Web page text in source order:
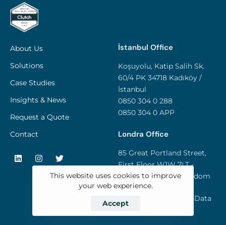
About Us
Solutions
Case Studies
Insights & News
Request a Quote
Contact
İstanbul Office
Koşuyolu, Katip Salih Sk.
60/4 PK 34718 Kadıköy /
İstanbul
0850 304 0 288
0850 304 0 APP
Londra Office
85 Great Portland Street,
First Floor W1W 7LT -
London / United Kingdom
Privacy and Personal Data
Policy
This website uses cookies to improve
your web experience.
Accept